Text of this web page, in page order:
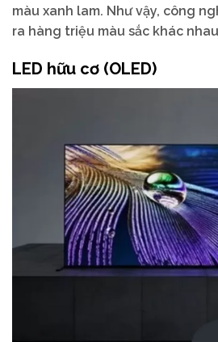
màu xanh lam. Như vậy, công
ra hàng triệu màu sắc khác
LED hữu cơ (OLED)